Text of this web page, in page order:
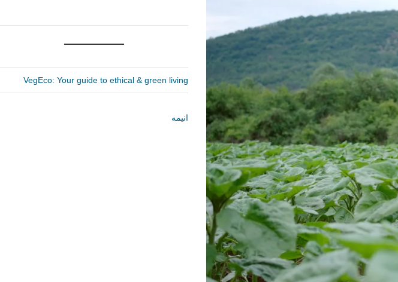
VegEco: Your guide to ethical & green living
انیمه